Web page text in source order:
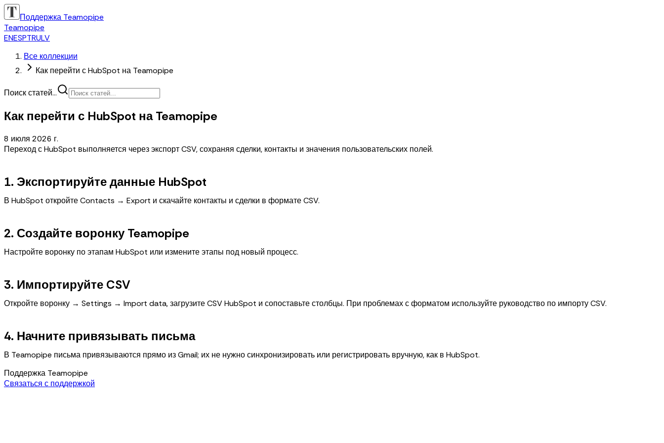
Поддержка Teamopipe
Teamopipe
ENESPTRULV
Все коллекции
Как перейти с HubSpot на Teamopipe
Поиск статей...
Как перейти с HubSpot на Teamopipe
8 июля 2026 г.
Переход с HubSpot выполняется через экспорт CSV, сохраняя сделки, контакты и значения пользовательских полей.
1. Экспортируйте данные HubSpot
В HubSpot откройте Contacts → Export и скачайте контакты и сделки в формате CSV.
2. Создайте воронку Teamopipe
Настройте воронку по этапам HubSpot или измените этапы под новый процесс.
3. Импортируйте CSV
Откройте воронку → Settings → Import data, загрузите CSV HubSpot и сопоставьте столбцы. При проблемах с форматом используйте руководство по импорту CSV.
4. Начните привязывать письма
В Teamopipe письма привязываются прямо из Gmail; их не нужно синхронизировать или регистрировать вручную, как в HubSpot.
Поддержка Teamopipe
Связаться с поддержкой